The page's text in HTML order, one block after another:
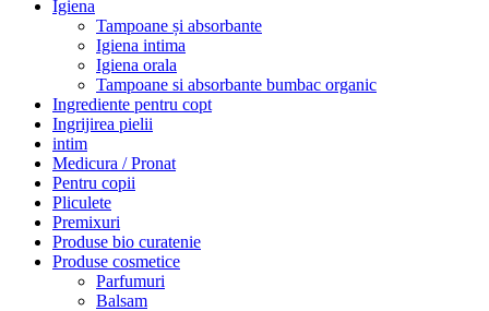
Igiena
Tampoane și absorbante
Igiena intima
Igiena orala
Tampoane si absorbante bumbac organic
Ingrediente pentru copt
Ingrijirea pielii
intim
Medicura / Pronat
Pentru copii
Pliculete
Premixuri
Produse bio curatenie
Produse cosmetice
Parfumuri
Balsam